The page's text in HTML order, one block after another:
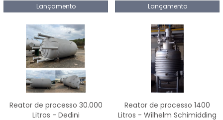
Lançamento Lançamento
Reator de processo 30.000
Litros - Dedini
Reator de processo 1400
Litros - Wilhelm Schimidding